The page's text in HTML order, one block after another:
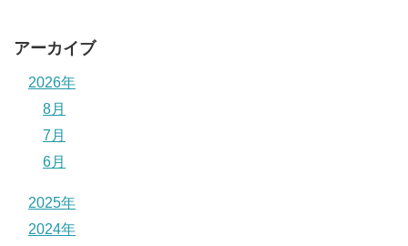
アーカイブ
2026年
8月
7月
6月
2025年
2024年